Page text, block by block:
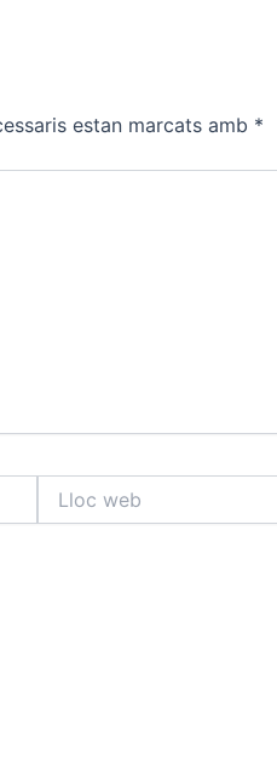
estan marcats amb *
web